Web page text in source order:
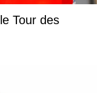
Tour des